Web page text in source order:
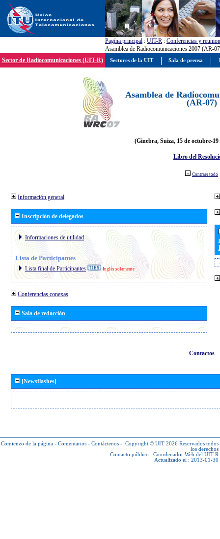
Pagína principal : UIT-R : Conferencias y
Asamblea de Radiocomunicaciones 2007 (AR-
Sector de Radiocomunicaciones (UIT-R)
Asamblea de
(AR-07)
(Ginebra, Suiza, 15 de octubre-19
Libro del
Contraer todo
Información general
Inscripción de delegados
Informaciones de utilidad
Lista de Participantes
Lista final de Participantes Inglés solamente
Conferencias conexas
Sala de redacción
Contactos
[Newsflashes]
Comienzo de la página - Comentarios - Contáctenos - Copyright © UIT 2026 Reservados todos
los derechos
Contacto público : Coordenador Web del UIT-R
Actualizado el : 2013-01-30
Sectores de la UIT Sala de prensa